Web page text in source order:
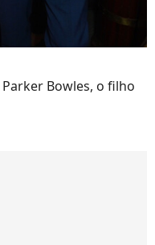
Bowles, o filho